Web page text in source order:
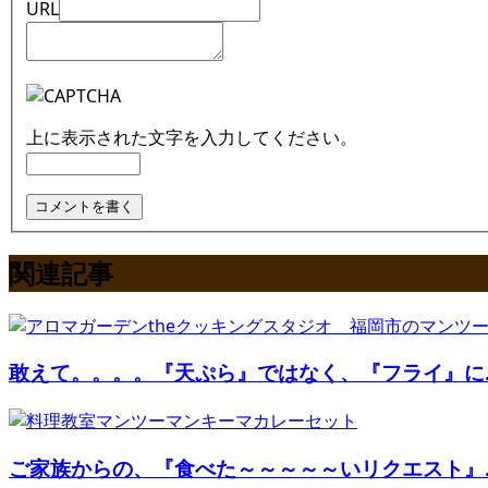
URL
上に表示された文字を入力してください。
関連記事
敢えて。。。。『天ぷら』ではなく、『フライ』
ご家族からの、『食べた～～～～～いリクエスト